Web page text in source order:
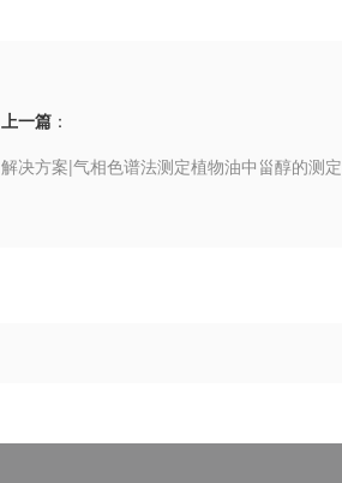
上一篇：
解决方案|气相色谱法测定植物油中甾醇的测定